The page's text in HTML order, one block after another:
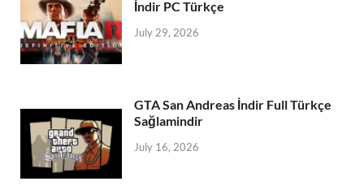
İndir PC Türkçe
July 29, 2026
GTA San Andreas İndir Full Türkçe
Sağlamindir
July 16, 2026